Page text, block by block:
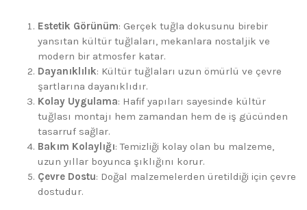
Estetik Görünüm: Gerçek tuğla dokusunu birebir
yansıtan kültür tuğlaları, mekanlara nostaljik ve
modern bir atmosfer katar.
Dayanıklılık: Kültür tuğlaları uzun ömürlü ve çevre
şartlarına dayanıklıdır.
Kolay Uygulama: Hafif yapıları sayesinde kültür
tuğlası montajı hem zamandan hem de iş gücünden
tasarruf sağlar.
Bakım Kolaylığı: Temizliği kolay olan bu malzeme,
uzun yıllar boyunca şıklığını korur.
Çevre Dostu: Doğal malzemelerden üretildiği için çevre
dostudur.